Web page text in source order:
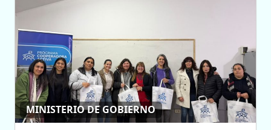
MINISTERIO DE GOBIERNO